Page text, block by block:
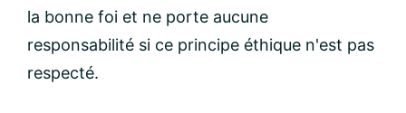
la bonne foi et ne porte aucune
responsabilité si ce principe éthique n'est pas
respecté.